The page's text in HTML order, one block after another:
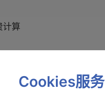
计算
用电池寿命
Cookies服务